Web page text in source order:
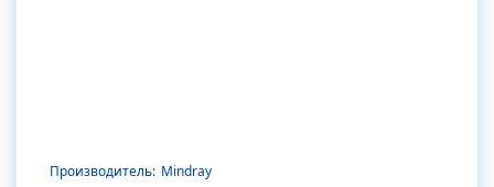
Производитель: Mindray